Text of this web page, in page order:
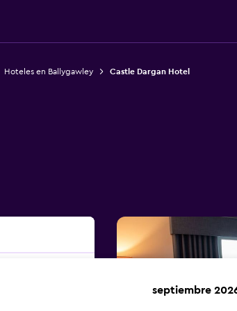
Hoteles en Ballygawley Castle Dargan Hotel
septiembre